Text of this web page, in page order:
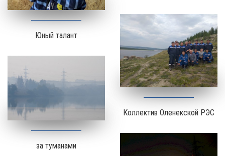
Юный талант
за туманами
Коллектив Оленекской РЭС